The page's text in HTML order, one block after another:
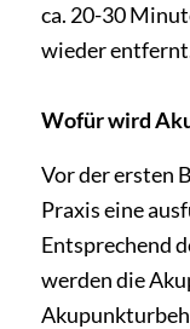
ca. 20-30
wieder
Wofür wird
Vor der ersten
Praxis eine
Entsprechend
werden die